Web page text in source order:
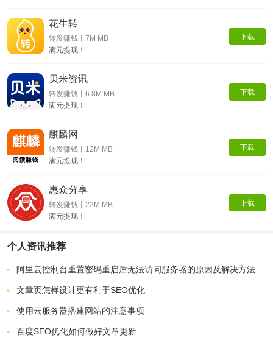
下载
花生转
转发赚钱丨7M MB
满元提现！
下载
贝米资讯
转发赚钱丨6.8M MB
满元提现！
下载
麒麟网
转发赚钱丨12M MB
满元提现！
下载
惠众分享
转发赚钱丨22M MB
满元提现！
个人资讯推荐
阿里云控制台重置密码重启后无法访问服务器的原因及解决方法
文章页怎样设计更有利于SEO优化
使用云服务器搭建网站的注意事项
百度SEO优化如何做好文章更新